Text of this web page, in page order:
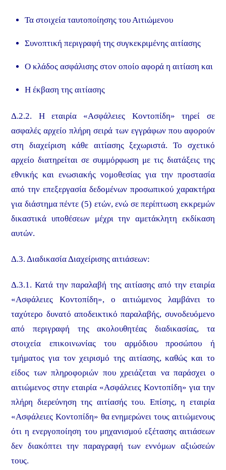
Τα στοιχεία ταυτοποίησης του Αιτιώμενου
Συνοπτική περιγραφή της συγκεκριμένης αιτίασης
Ο κλάδος ασφάλισης στον οποίο αφορά η αιτίαση και
Η έκβαση της αιτίασης
Δ.2.2. Η εταιρία «Ασφάλειες Κοντοπίδη» τηρεί σε
ασφαλές αρχείο πλήρη σειρά των εγγράφων που αφορούν
στη διαχείριση κάθε αιτίασης ξεχωριστά. Το σχετικό
αρχείο διατηρείται σε συμμόρφωση με τις διατάξεις της
εθνικής και ενωσιακής νομοθεσίας για την προστασία
από την επεξεργασία δεδομένων προσωπικού χαρακτήρα
για διάστημα πέντε (5) ετών, ενώ σε περίπτωση εκκρεμών
δικαστικά υποθέσεων μέχρι την αμετάκλητη εκδίκαση
αυτών.
Δ.3. Διαδικασία Διαχείρισης αιτιάσεων:
Δ.3.1. Κατά την παραλαβή της αιτίασης από την εταιρία
«Ασφάλειες Κοντοπίδη», ο αιτιώμενος λαμβάνει το
ταχύτερο δυνατό αποδεικτικό παραλαβής, συνοδευόμενο
από περιγραφή της ακολουθητέας διαδικασίας, τα
στοιχεία επικοινωνίας του αρμόδιου προσώπου ή
τμήματος για τον χειρισμό της αιτίασης, καθώς και το
είδος των πληροφοριών που χρειάζεται να παράσχει ο
αιτιώμενος στην εταιρία «Ασφάλειες Κοντοπίδη» για την
πλήρη διερεύνηση της αιτίασής του. Επίσης, η εταιρία
«Ασφάλειες Κοντοπίδη» θα ενημερώνει τους αιτιώμενους
ότι η ενεργοποίηση του μηχανισμού εξέτασης αιτιάσεων
δεν διακόπτει την παραγραφή των εννόμων αξιώσεών
τους.